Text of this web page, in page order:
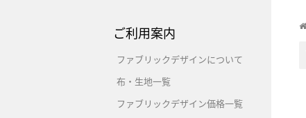
ご利用案内
ファブリックデザインについて
布・生地一覧
ファブリックデザイン価格一覧